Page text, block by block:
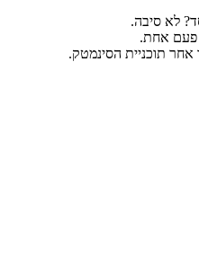
לא סיבה.
פעם אחת.
תוכניית הסינמטק.